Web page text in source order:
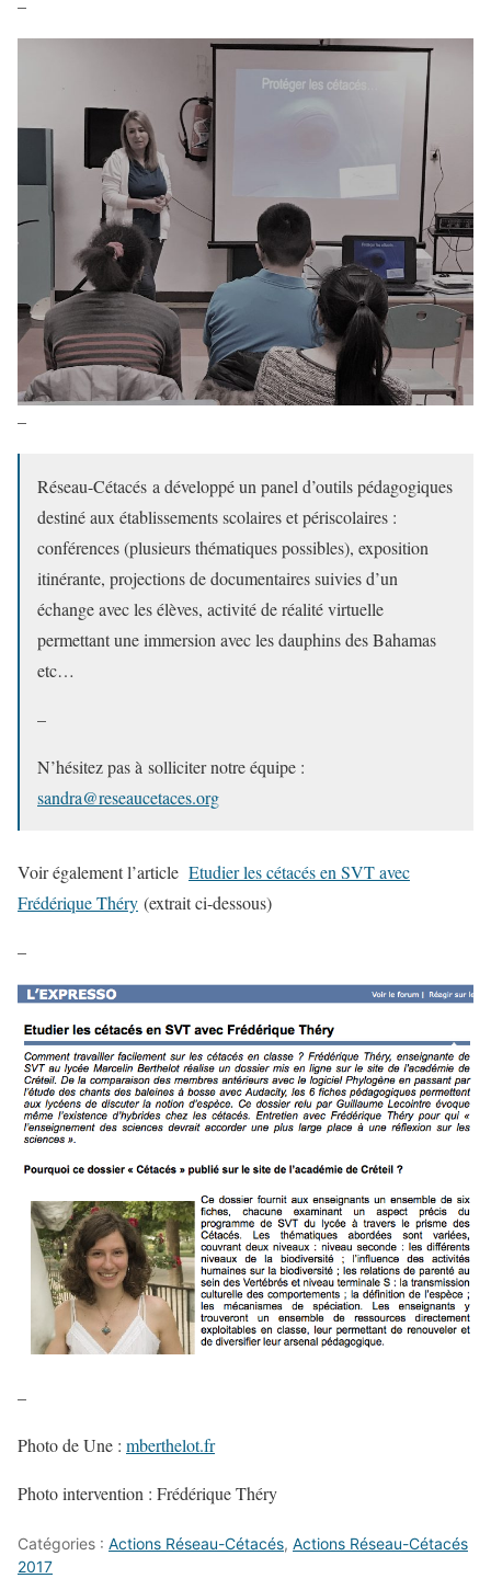
–
–
Réseau-Cétacés a développé un panel d’outils pédagogiques
destiné aux établissements scolaires et périscolaires :
conférences (plusieurs thématiques possibles), exposition
itinérante, projections de documentaires suivies d’un
échange avec les élèves, activité de réalité virtuelle
permettant une immersion avec les dauphins des Bahamas
etc…
–
N’hésitez pas à solliciter notre équipe :
sandra@reseaucetaces.org
Voir également l’article Etudier les cétacés en SVT avec
Frédérique Théry (extrait ci-dessous)
–
–
Photo de Une : mberthelot.fr
Photo intervention : Frédérique Théry
Catégories : Actions Réseau-Cétacés, Actions Réseau-Cétacés
2017